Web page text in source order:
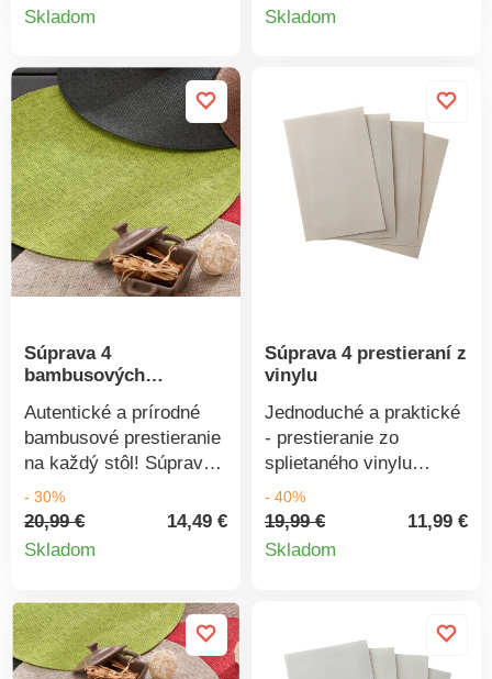
dekoratívny vzhľad.
ako podložku pod vázu
na ochranu stola.
Originálne. Jednoduchá
údržba. Veľké rozmery.
Súprava 4 ks rovnakej
farby. Široká ponuka
farieb. Stačí zotrieť
hubkou.
Skladom
ručne.
Skladom
Súprava 4
bambusových
Autentické a prírodné
bambusové prestieranie
na každý stôl! Súprava
4 kusov. Na výber 5
farieb. Možno prať
ručne.
- 30%
20,99 €
14,49 €
Skladom
Detail
Súprava 4 prestieraní z
vinylu
Jednoduché a praktické
- prestieranie zo
splietaného vinylu
spoľahlivo ochráni stôl a
zároveň sa postará o
dekoratívny vzhľad.
na ochranu stola.
Originálne. Jednoduchá
- 40%
19,99 €
11,99 €
Skladom
Detail